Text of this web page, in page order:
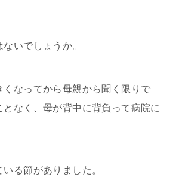
いでしょうか。
なってから母親から聞く限りで
なく、母が背中に背負って病院に
る節がありました。